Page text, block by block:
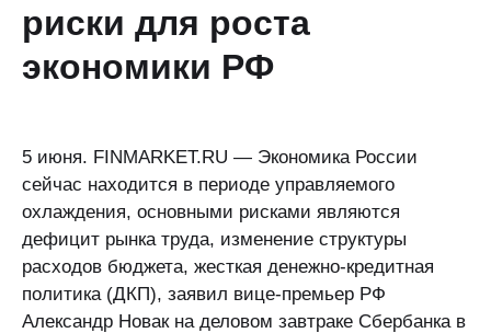
риски для роста
экономики РФ
5 июня. FINMARKET.RU — Экономика России
сейчас находится в периоде управляемого
охлаждения, основными рисками являются
дефицит рынка труда, изменение структуры
расходов бюджета, жесткая денежно-кредитная
политика (ДКП), заявил вице-премьер РФ
Александр Новак на деловом завтраке Сбербанка в